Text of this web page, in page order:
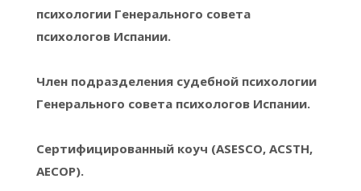
психологии Генерального совета
психологов Испании.
Член подразделения судебной психологии
Генерального совета психологов Испании.
Сертифицированный коуч (ASESCO, ACSTH,
AECOP).